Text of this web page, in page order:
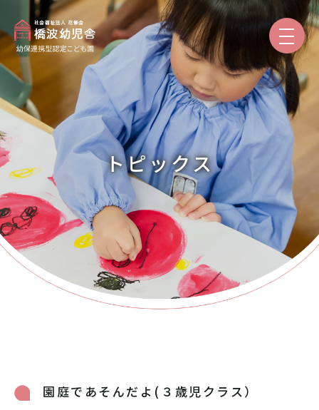
園のご紹介
保育と教育
園での生活
入園案内 保護者専用
個人情報保護方針
トピックス
園庭であそんだよ(３歳児クラス）